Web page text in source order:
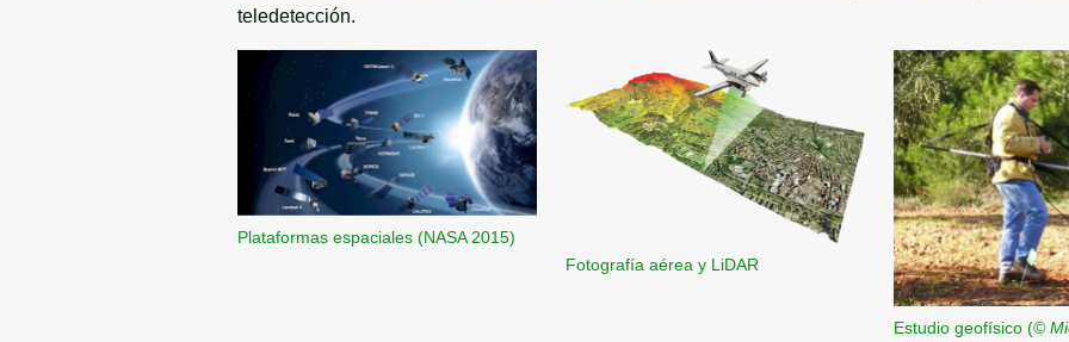
teledetección.
Plataformas espaciales (NASA 2015)
Fotografía aérea y LiDAR
Estudio geofísico (©